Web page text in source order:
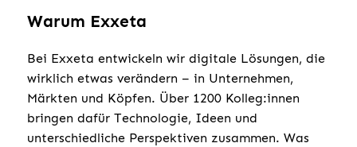
Warum Exxeta
Bei Exxeta entwickeln wir digitale Lösungen, die
wirklich etwas verändern – in Unternehmen,
Märkten und Köpfen. Über 1200 Kolleg:innen
bringen dafür Technologie, Ideen und
unterschiedliche Perspektiven zusammen. Was